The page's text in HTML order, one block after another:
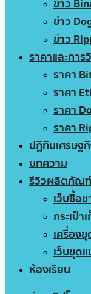
ข่าว
ข่าว
ข่าว
ราคาและการ
ราคา
ราคา
ราคา
ราคา
ปฏิทินเศรษฐ
บทความ
รีวิวผลิตภัณฑ์
เว็บซื้อ
กระเป๋า
เครื่อง
เว็บขุด
ห้องเรียน